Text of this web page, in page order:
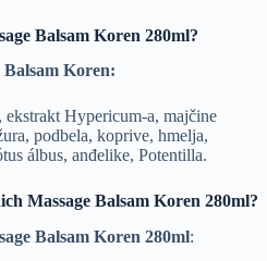
Balsam Koren 280ml?
Koren:
Hypericum-a, majčine
podbela, koprive, hmelja,
álbus, anđelike, Potentilla.
Massage Balsam Koren 280ml?
Balsam Koren 280ml: